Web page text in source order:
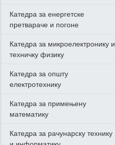
Катедра за енергетске
претвараче и погоне
Катедра за микроелектронику и
техничку физику
Катедра за општу
електротехнику
Катедра за примењену
математику
Катедра за рачунарску технику